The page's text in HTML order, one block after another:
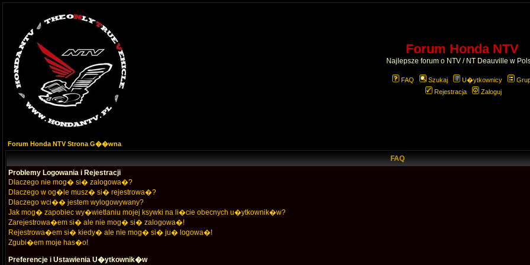
Forum Honda NTV
Najlepsze forum o NTV / NT Deauville w
FAQ Szukaj U�ytkownicy
Rejestracja
Zaloguj
Forum Honda NTV Strona G��wna
FAQ
Problemy Logowania i Rejestracji
Dlaczego nie mog� si� zalogowa�?
Dlaczego w og�le musz� si� rejestrowa�?
Dlaczego wci�� jestem wylogowywany?
Jak mog� zapobiec wy�wietlaniu mojej ksywki na li�cie obecnych u�ytkownik�w?
Zarejestrowa�em si� ale nie mog� si� zalogowa�!
Rejestrowa�em si� kiedy� ale nie mog� si� ju� logowa�!
Zgubi�em moje has�o!
Preferencje i Ustawienia U�ytkownik�w